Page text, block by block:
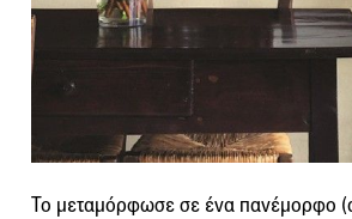
Το μεταμόρφωσε σε ένα πανέμορφο